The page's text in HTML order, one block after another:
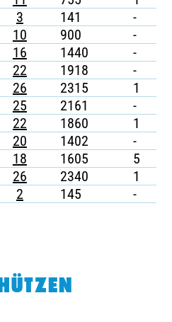
3 141 -
10 900 -
16 1440 -
22 1918 -
26 2315 1
25 2161 -
22 1860 1
20 1402 -
18 1605 5
26 2340 1
2 145 -